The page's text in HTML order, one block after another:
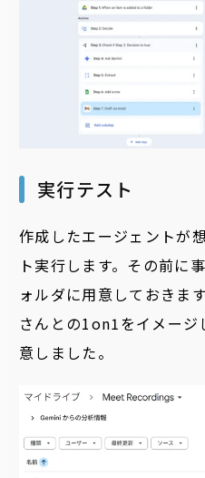
実行テスト
作成したエージェントが
ト実行します。その前に
ォルダに用意しておきま
さんとの1on1をイメージ
意しました。